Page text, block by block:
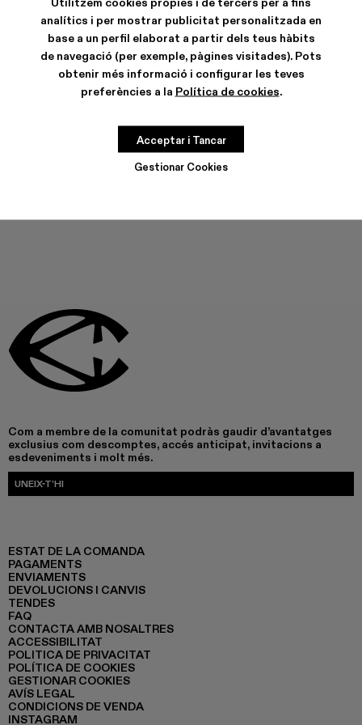
analítics i per mostrar publicitat personalitzada en
base a un perfil elaborat a partir dels teus hàbits
de navegació (per exemple, pàgines visitades). Pots
obtenir més informació i configurar les teves
preferències a la Política de cookies.
Gestionar Cookies
Acceptar i Tancar
CARACTERÍSTIQUES
AQUEST PRODUCTE NO ESTÀ DISPONIBLE EN AQUEST
Com a membre de la comunitat podràs gaudir d’avantatges
exclusius com descomptes, accés anticipat, invitacions a
esdeveniments i molt més.
UNEIX-T’HI
ESTAT DE LA COMANDA
PAGAMENTS
ENVIAMENTS
DEVOLUCIONS I CANVIS
TENDES
FAQ
CONTACTA AMB NOSALTRES
ACCESSIBILITAT
POLITICA DE PRIVACITAT
POLÍTICA DE COOKIES
GESTIONAR COOKIES
AVÍS LEGAL
CONDICIONS DE VENDA
INSTAGRAM